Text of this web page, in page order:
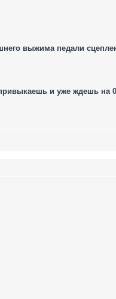
выжима педали
и уже ждешь на